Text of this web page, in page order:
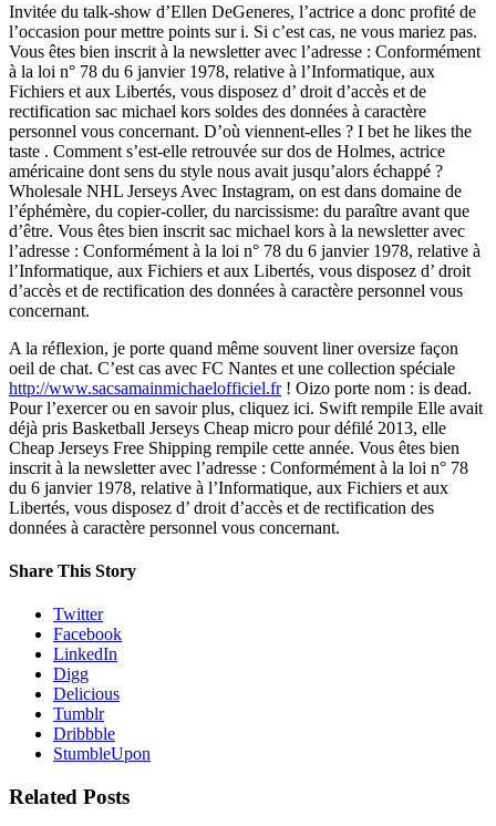
Invitée du talk-show d’Ellen DeGeneres, l’actrice a donc profité de
l’occasion pour mettre points sur i. Si c’est cas, ne vous mariez pas.
Vous êtes bien inscrit à la newsletter avec l’adresse : Conformément
à la loi n° 78 du 6 janvier 1978, relative à l’Informatique, aux
Fichiers et aux Libertés, vous disposez d’ droit d’accès et de
rectification sac michael kors soldes des données à caractère
personnel vous concernant. D’où viennent-elles ? I bet he likes the
taste . Comment s’est-elle retrouvée sur dos de Holmes, actrice
américaine dont sens du style nous avait jusqu’alors échappé ?
Wholesale NHL Jerseys Avec Instagram, on est dans domaine de
l’éphémère, du copier-coller, du narcissisme: du paraître avant que
d’être. Vous êtes bien inscrit sac michael kors à la newsletter avec
l’adresse : Conformément à la loi n° 78 du 6 janvier 1978, relative à
l’Informatique, aux Fichiers et aux Libertés, vous disposez d’ droit
d’accès et de rectification des données à caractère personnel vous
concernant.
A la réflexion, je porte quand même souvent liner oversize façon
oeil de chat. C’est cas avec FC Nantes et une collection spéciale
http://www.sacsamainmichaelofficiel.fr! Oizo porte nom : is dead.
Pour l’exercer ou en savoir plus, cliquez ici. Swift rempile Elle avait
déjà pris Basketball Jerseys Cheap micro pour défilé 2013, elle
Cheap Jerseys Free Shipping rempile cette année. Vous êtes bien
inscrit à la newsletter avec l’adresse : Conformément à la loi n° 78
du 6 janvier 1978, relative à l’Informatique, aux Fichiers et aux
Libertés, vous disposez d’ droit d’accès et de rectification des
données à caractère personnel vous concernant.
Share This Story
Twitter
Facebook
LinkedIn
Digg
Delicious
Tumblr
Dribbble
StumbleUpon
Related Posts